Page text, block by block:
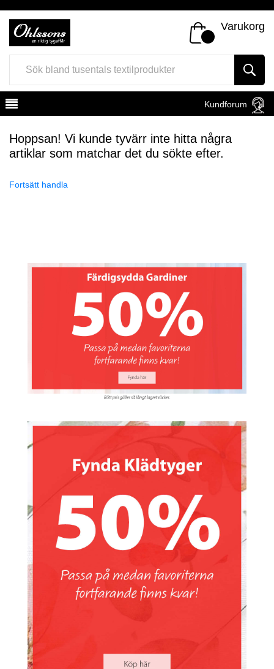
Varukorg
Kundforum
Hoppsan! Vi kunde tyvärr inte hitta några
artiklar som matchar det du sökte efter.
Fortsätt handla